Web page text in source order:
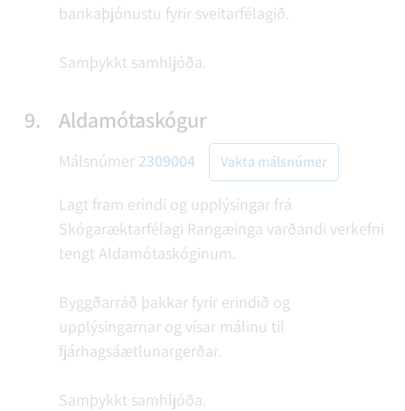
bankaþjónustu fyrir sveitarfélagið.
Samþykkt samhljóða.
9. Aldamótaskógur
Málsnúmer 2309004 Vakta málsnúmer
Lagt fram erindi og upplýsingar frá
Skógaræktarfélagi Rangæinga varðandi verkefni
tengt Aldamótaskóginum.
Byggðarráð þakkar fyrir erindið og
upplýsingarnar og vísar málinu til
fjárhagsáætlunargerðar.
Samþykkt samhljóða.